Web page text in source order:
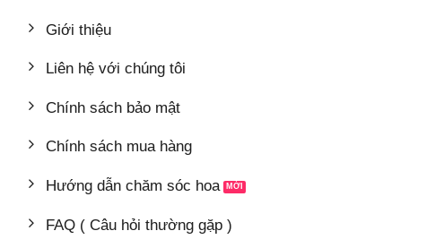
Giới thiệu
Liên hệ với chúng tôi
Chính sách bảo mật
Chính sách mua hàng
Hướng dẫn chăm sóc hoa
FAQ ( Câu hỏi thường gặp )